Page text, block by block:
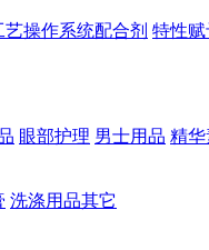
艺操作系统配合剂 特性赋
眼部护理 男士用品 精华
洗涤用品其它